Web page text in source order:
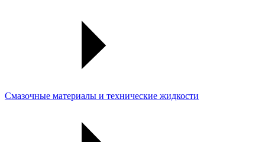
Смазочные материалы и технические жидкости